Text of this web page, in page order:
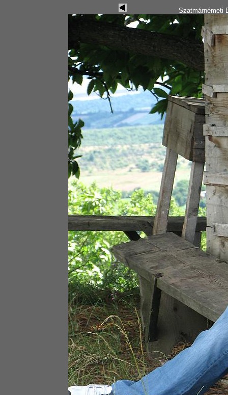
Szatmárnémeti